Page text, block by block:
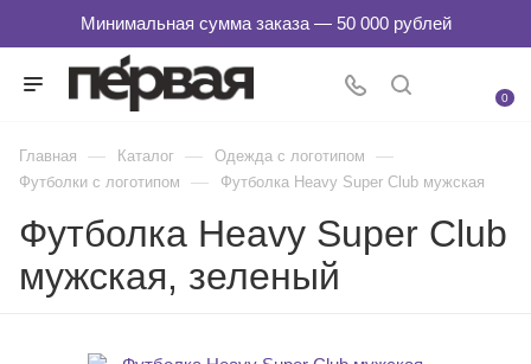
0
Главная — Каталог — Одежда с логотипом —
Футболки с логотипом — Футболка Heavy Super Club мужская
Футболка Heavy Super Club
мужская, зеленый